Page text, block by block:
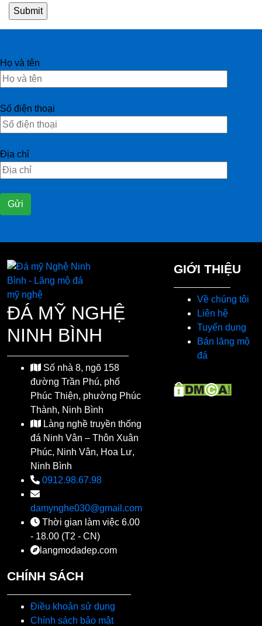
Họ và tên
Số điện thoại
Địa chỉ
ĐÁ MỸ NGHỆ
NINH BÌNH
Số nhà 8, ngõ 158
đường Trần Phú, phố
Phúc Thiện, phường Phúc
Thành, Ninh Bình
Làng nghề truyền thống
đá Ninh Vân – Thôn Xuân
Phúc, Ninh Vân, Hoa Lư,
Ninh Bình
0912.98.67.98
damynghe030@gmail.com
Thời gian làm việc 6.00
- 18.00 (T2 - CN)
langmodadep.com
GIỚI THIỆU
Về chúng tôi
Liên hệ
Tuyển dụng
Bán lăng mộ
đá
CHÍNH SÁCH
Điều khoản sử dụng
Chính sách bảo mật